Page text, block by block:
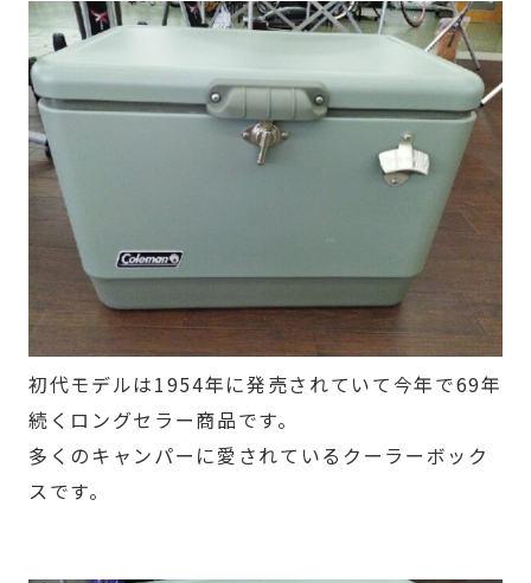
初代モデルは1954年に発売されていて今年で69年
続くロングセラー商品です。
多くのキャンパーに愛されているクーラーボック
スです。